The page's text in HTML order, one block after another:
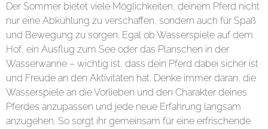
Der Sommer bietet viele Möglichkeiten, deinem Pferd nicht
nur eine Abkühlung zu verschaffen, sondern auch für Spaß
und Bewegung zu sorgen. Egal ob Wasserspiele auf dem
Hof, ein Ausflug zum See oder das Planschen in der
Wasserwanne – wichtig ist, dass dein Pferd dabei sicher ist
und Freude an den Aktivitäten hat. Denke immer daran, die
Wasserspiele an die Vorlieben und den Charakter deines
Pferdes anzupassen und jede neue Erfahrung langsam
anzugehen. So sorgt ihr gemeinsam für eine erfrischende